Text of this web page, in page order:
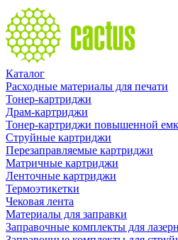
Каталог
Расходные материалы для печати
Тонер-картриджи
Драм-картриджи
Тонер-картриджи повышенной
Струйные картриджи
Перезаправляемые картриджи
Матричные картриджи
Ленточные картриджи
Термоэтикетки
Чековая лента
Материалы для заправки
Заправочные комплекты для